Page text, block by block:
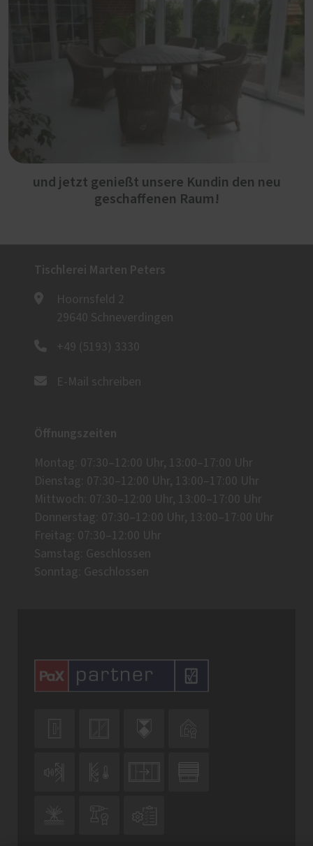
und jetzt genießt unsere Kundin den neu
geschaffenen Raum!
Tischlerei Marten Peters
Hoornsfeld 2
29640 Schneverdingen
+49 (5193) 3330
E-Mail schreiben
Öffnungszeiten
Montag: 07:30–12:00 Uhr, 13:00–17:00 Uhr
Dienstag: 07:30–12:00 Uhr, 13:00–17:00 Uhr
Mittwoch: 07:30–12:00 Uhr, 13:00–17:00 Uhr
Donnerstag: 07:30–12:00 Uhr, 13:00–17:00 Uhr
Freitag: 07:30–12:00 Uhr
Samstag: Geschlossen
Sonntag: Geschlossen
 
   
  